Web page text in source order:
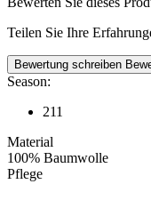
Teilen Sie Ihre
Bewertung schreiben
Season:
211
Material
100% Baumwolle
Pflege